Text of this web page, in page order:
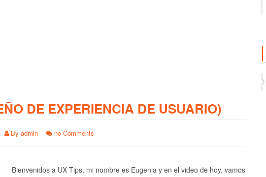
DE EXPERIENCIA DE USUARIO)
By admin no Comments
Bienvenidos a UX Tips, mi nombre es Eugenia y en el video de hoy, vamos